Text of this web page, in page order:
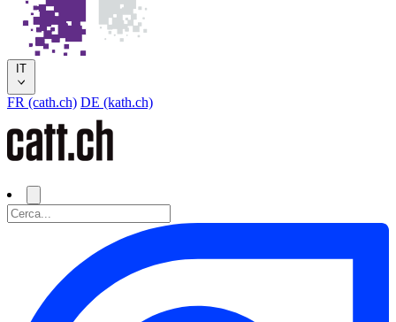
IT
FR (cath.ch) DE (kath.ch)